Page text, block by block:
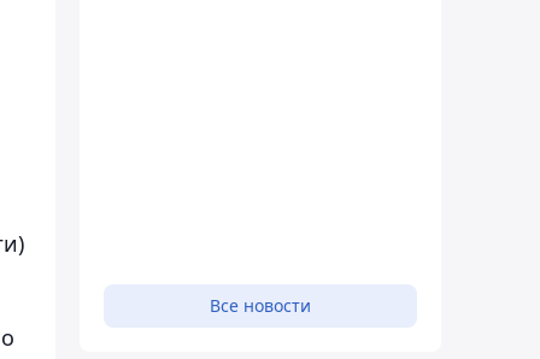
Все новости